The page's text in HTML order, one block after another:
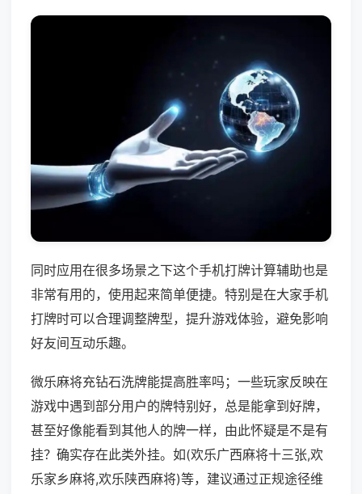
同时应用在很多场景之下这个手机打牌计算辅助也是
非常有用的，使用起来简单便捷。特别是在大家手机
打牌时可以合理调整牌型，提升游戏体验，避免影响
好友间互动乐趣。
微乐麻将充钻石洗牌能提高胜率吗；一些玩家反映在
游戏中遇到部分用户的牌特别好，总是能拿到好牌，
甚至好像能看到其他人的牌一样，由此怀疑是不是有
挂？确实存在此类外挂。如(欢乐广西麻将十三张,欢
乐家乡麻将,欢乐陕西麻将)等，建议通过正规途径维